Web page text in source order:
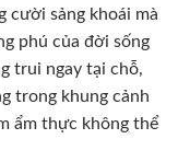
cười sảng khoái mà
phú của đời sống
trui ngay tại chỗ,
trong khung cảnh
ẩm thực không thể